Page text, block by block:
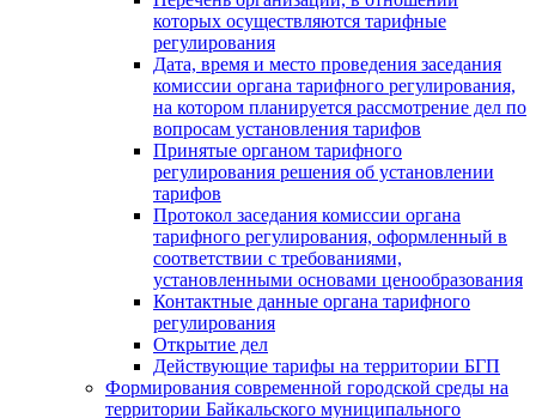
которых осуществляются тарифные
регулирования
Дата, время и место проведения заседания
комиссии органа тарифного регулирования,
на котором планируется рассмотрение дел по
вопросам установления тарифов
Принятые органом тарифного
регулирования решения об установлении
тарифов
Протокол заседания комиссии органа
тарифного регулирования, оформленный в
соответствии с требованиями,
установленными основами ценообразования
Контактные данные органа тарифного
регулирования
Открытие дел
Действующие тарифы на территории БГП
Формирования современной городской среды на
территории Байкальского муниципального